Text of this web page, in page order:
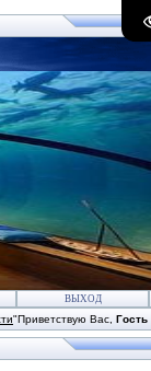
ВЫХОД
"Приветствую Вас Гость